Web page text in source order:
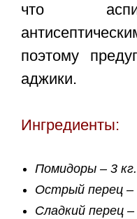
что
поэтому
аджики.
Ингредиенты:
Помидоры – 3
Острый перец
Сладкий перец